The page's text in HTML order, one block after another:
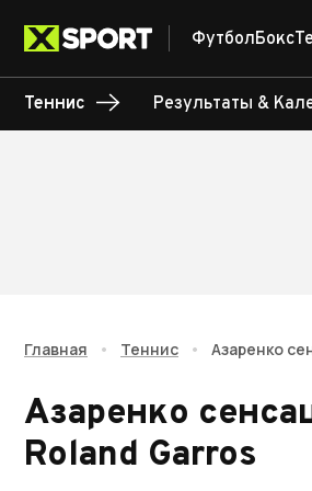
ФутболБокс
Теннис Результаты &
Главная • Теннис • Азаренко
Азаренко
Roland Garros